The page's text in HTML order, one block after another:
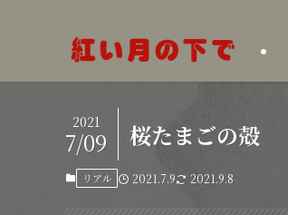
桜たまごの殻
2021
7/09
リアル 2021.7.9 2021.9.8